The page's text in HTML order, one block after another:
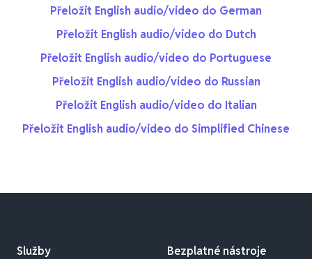
Přeložit English audio/video do German
Přeložit English audio/video do Dutch
Přeložit English audio/video do Portuguese
Přeložit English audio/video do Russian
Přeložit English audio/video do Italian
Přeložit English audio/video do Simplified Chinese
Služby Bezplatné nástroje